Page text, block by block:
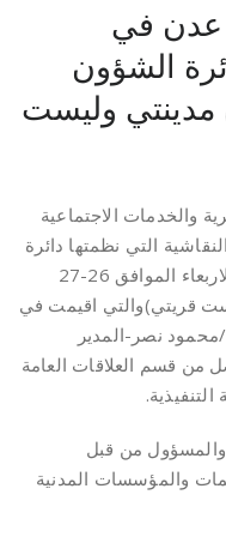
عدن في
الشؤون
مدينتي وليست
والخدمات الاجتماعية
التي نظمتها دائرة
الشؤون الاجتماعية وذلك يوم الثلاثاء والاربعاء الموافق 26-27
وليست قريتي)والتي اقيمت في
نصر-المدير
من قسم العلاقات العامة
والمسؤول من قبل
والمؤسسات المدنية